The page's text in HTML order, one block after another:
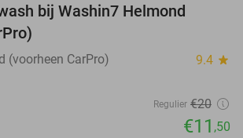
bij Washin7 Helmond
(voorheen CarPro) 9.4 star
Regulier €20
€11 ,50